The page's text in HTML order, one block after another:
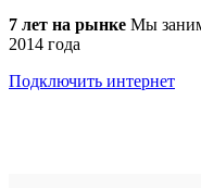
7 лет на рынке Мы
2014 года
Подключить интернет